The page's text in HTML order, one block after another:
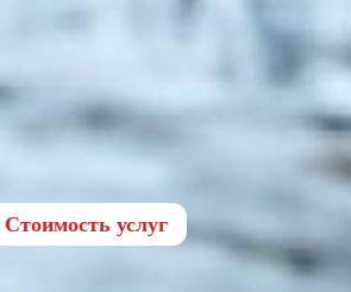
Cтоимость услуг